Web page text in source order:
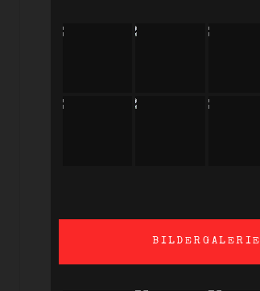
BILDERGALERIE